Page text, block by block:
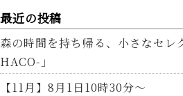
最近の投稿
森の時間を持ち帰る、小さなセレ
HACO-」
【11月】8月1日10時30分～